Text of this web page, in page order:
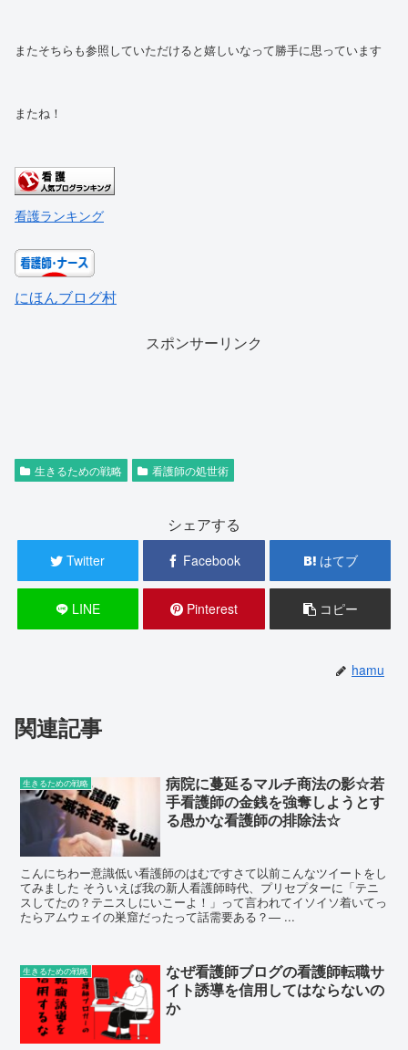
またそちらも参照していただけると嬉しいなって勝手に思っています
またね！
看護ランキング
にほんブログ村
スポンサーリンク
生きるための戦略 看護師の処世術
シェアする
Twitter Facebook はてブ
LINE Pinterest コピー
hamu
関連記事
生きるための戦略
病院に蔓延るマルチ商法の影☆若
手看護師の金銭を強奪しようとす
る愚かな看護師の排除法☆
こんにちわー意識低い看護師のはむですさて以前こんなツイートをし
てみました そういえば我の新人看護師時代、プリセプターに「テニ
スしてたの？テニスしにいこーよ！」って言われてイソイソ着いてっ
たらアムウェイの巣窟だったって話需要ある？— ...
生きるための戦略
なぜ看護師ブログの看護師転職サ
イト誘導を信用してはならないの
か